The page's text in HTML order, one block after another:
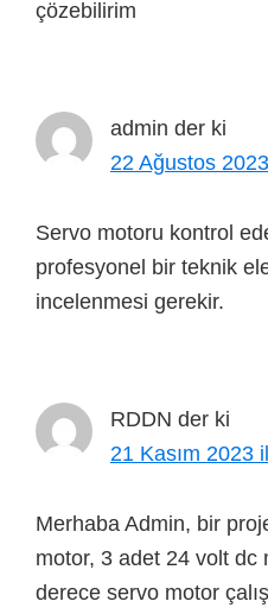
çözebilirim
admin der ki
22 Ağustos
Servo motoru kontrol
profesyonel bir teknik
incelenmesi gerekir.
RDDN der ki
21 Kasım 2023
Merhaba Admin, bir
motor, 3 adet 24 volt dc
derece servo motor